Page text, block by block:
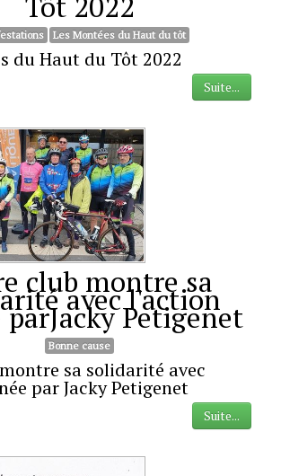
Les Montées du Haut du tôt
du Haut du Tôt 2022
Suite...
club montre sa
avec l'action
parJacky Petigenet
Bonne cause
sa solidarité avec
par Jacky Petigenet
Suite...